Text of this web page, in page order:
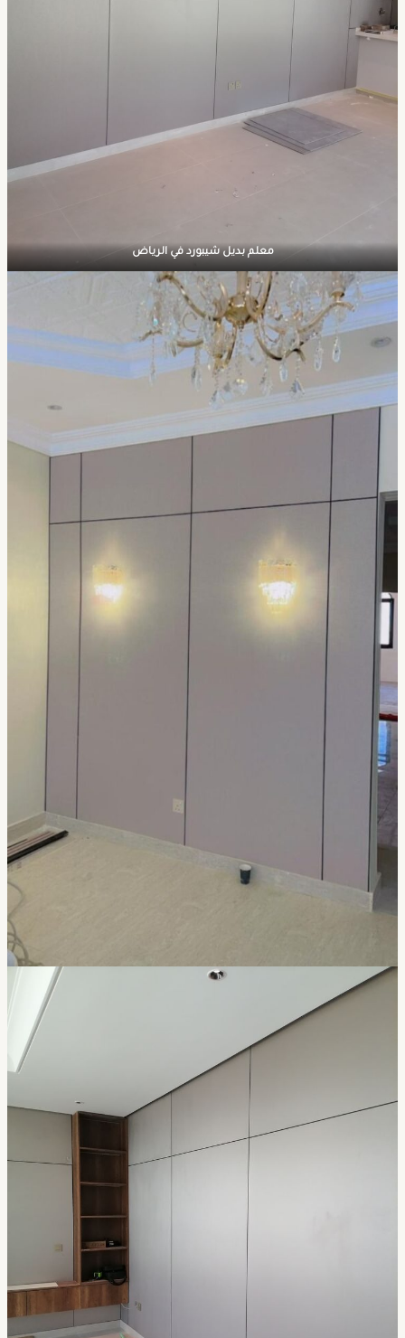
معلم بديل شيبورد في الرياض